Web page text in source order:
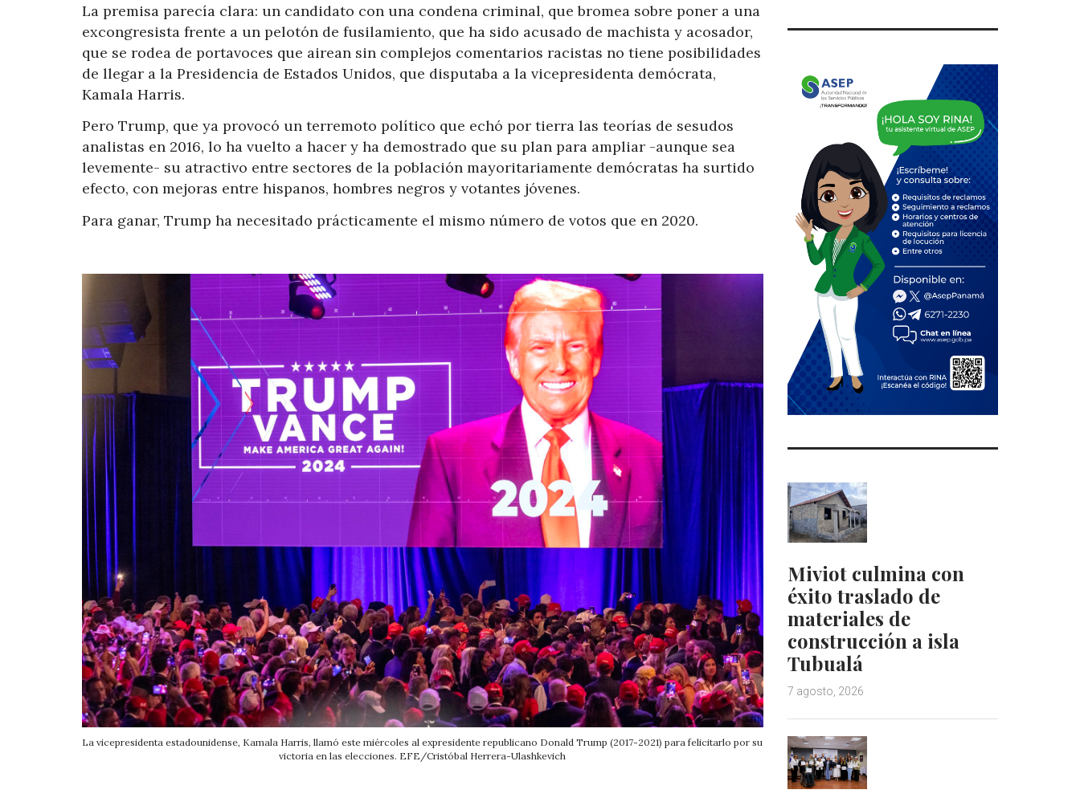
La premisa parecía clara: un candidato con una condena criminal, que bromea sobre poner a una
excongresista frente a un pelotón de fusilamiento, que ha sido acusado de machista y acosador,
que se rodea de portavoces que airean sin complejos comentarios racistas no tiene posibilidades
de llegar a la Presidencia de Estados Unidos, que disputaba a la vicepresidenta demócrata,
Kamala Harris.
Pero Trump, que ya provocó un terremoto político que echó por tierra las teorías de sesudos
analistas en 2016, lo ha vuelto a hacer y ha demostrado que su plan para ampliar -aunque sea
levemente- su atractivo entre sectores de la población mayoritariamente demócratas ha surtido
efecto, con mejoras entre hispanos, hombres negros y votantes jóvenes.
Para ganar, Trump ha necesitado prácticamente el mismo número de votos que en 2020.
La vicepresidenta estadounidense, Kamala Harris, llamó este miércoles al expresidente republicano Donald Trump (2017-2021) para felicitarlo por su
victoria en las elecciones. EFE/Cristóbal Herrera-Ulashkevich
Miviot culmina con
éxito traslado de
materiales de
construcción a isla
Tubualá
7 agosto, 2026